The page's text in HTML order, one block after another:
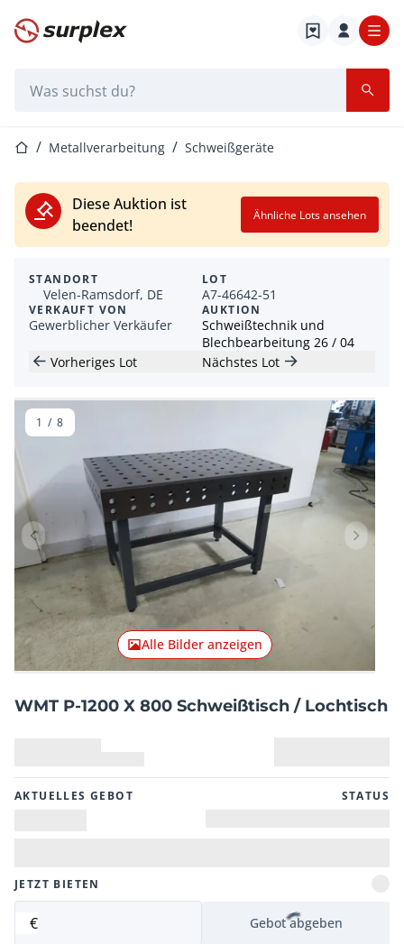
Startseite
StartseiteMetallverarbeitung Schweißgeräte
Diese Auktion ist
beendet!
Ähnliche Lots ansehen
STANDORT
Velen-Ramsdorf, DE
VERKAUFT VON
Gewerblicher Verkäufer
LOT
A7-46642-51
AUKTION
Schweißtechnik und
Blechbearbeitung 26 / 04
Vorheriges Lot
Nächstes Lot
Vorheriger Artikel
Alle Bilder anzeigen
1 / 8
WMT P-1200 X 800 Schweißtisch / Lochtisch
AKTUELLES GEBOT STATUS
JETZT BIETEN
€ Gebot abgeben